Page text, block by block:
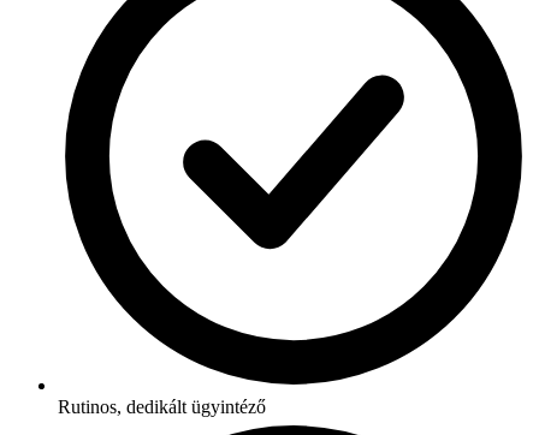
Rutinos, dedikált ügyintéző